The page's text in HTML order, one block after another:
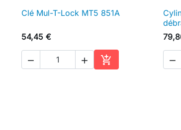
panier
 Aperçu rapide
Clé Mul-T-Lock MT5 851A
54,45 €
  
Ajouter au panier
